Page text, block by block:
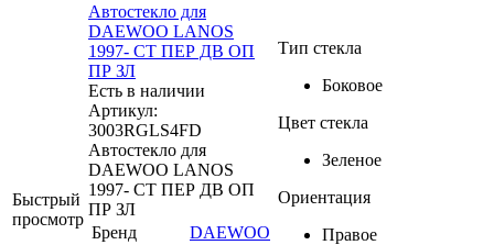
Быстрый
просмотр
Автостекло для
DAEWOO LANOS
1997- СТ ПЕР ДВ ОП
ПР ЗЛ
Есть в наличии
Артикул:
3003RGLS4FD
Автостекло для
DAEWOO LANOS
1997- СТ ПЕР ДВ ОП
ПР ЗЛ
Бренд
DAEWOO
Тип стекла
Боковое
Цвет стекла
Зеленое
Ориентация
Правое